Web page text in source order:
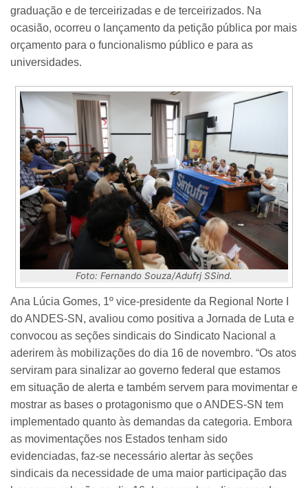
graduação e de terceirizadas e de terceirizados. Na
ocasião, ocorreu o lançamento da petição pública por mais
orçamento para o funcionalismo público e para as
universidades.
Foto: Fernando Souza/Adufrj SSind.
Ana Lúcia Gomes, 1º vice-presidente da Regional Norte I
do ANDES-SN, avaliou como positiva a Jornada de Luta e
convocou as seções sindicais do Sindicato Nacional a
aderirem às mobilizações do dia 16 de novembro. “Os atos
serviram para sinalizar ao governo federal que estamos
em situação de alerta e também servem para movimentar e
mostrar as bases o protagonismo que o ANDES-SN tem
implementado quanto às demandas da categoria. Embora
as movimentações nos Estados tenham sido
evidenciadas, faz-se necessário alertar às seções
sindicais da necessidade de uma maior participação das